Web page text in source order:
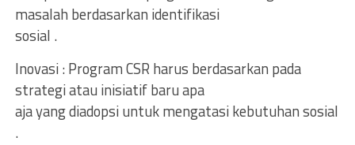
masalah berdasarkan identifikasi
sosial .
Inovasi : Program CSR harus berdasarkan pada
strategi atau inisiatif baru apa
aja yang diadopsi untuk mengatasi kebutuhan sosial
.